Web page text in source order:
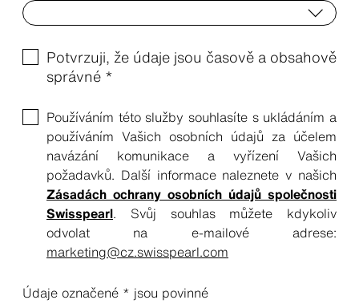
Potvrzuji, že údaje jsou časově a obsahově
správné *
Používáním této služby souhlasíte s ukládáním a
používáním Vašich osobních údajů za účelem
navázání komunikace a vyřízení Vašich
požadavků. Další informace naleznete v našich
Zásadách ochrany osobních údajů společnosti
Swisspearl. Svůj souhlas můžete kdykoliv
odvolat na e-mailové adrese:
marketing@cz.swisspearl.com
Údaje označené * jsou povinné